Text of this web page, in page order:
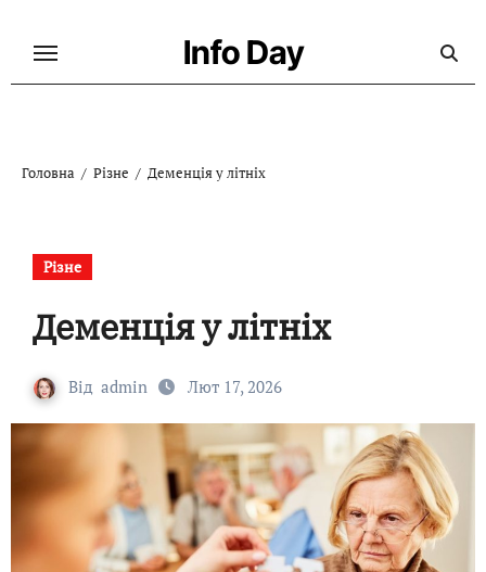
Info Day
Головна Різне Деменція у літніх
Різне
Деменція у літніх
Від admin Лют 17, 2026